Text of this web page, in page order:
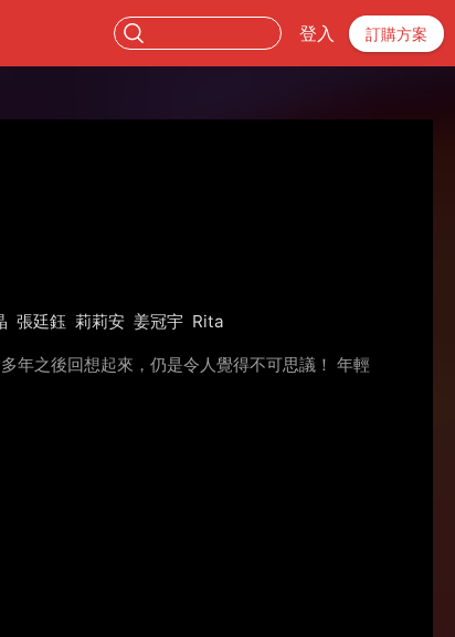
登入 訂購方案
張廷鈺 莉莉安 姜冠宇 Rita
年之後回想起來，仍是令人覺得不可思議！ 年輕